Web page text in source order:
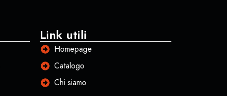
Link utili
Homepage
Catalogo
Chi siamo